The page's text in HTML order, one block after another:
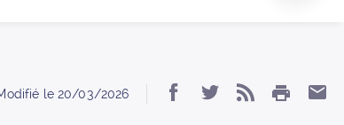
le 20/03/2026 Partager «
Partager «